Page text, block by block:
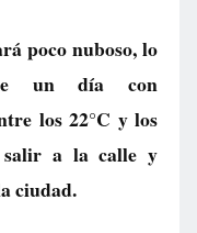
poco nuboso, lo
un día con
los 22°C y los
salir a la calle y
ciudad.